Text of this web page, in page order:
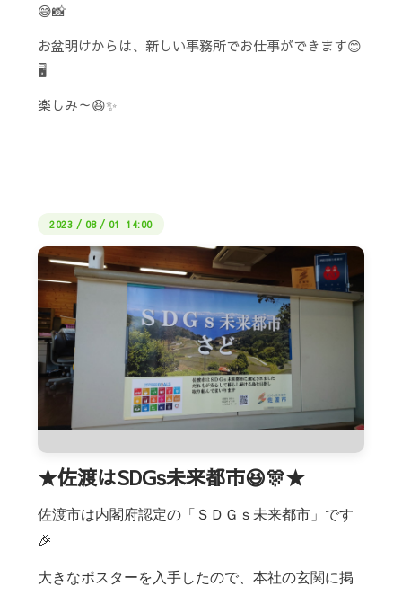
😅📸
お盆明けからは、新しい事務所でお仕事ができます😊
🖥️
楽しみ～😆✨
2023 / 08/ 01 14:00
★佐渡はSDGs未来都市😆🎊★
佐渡市は内閣府認定の「ＳＤＧｓ未来都市」です
🎉
大きなポスターを入手したので、本社の玄関に掲